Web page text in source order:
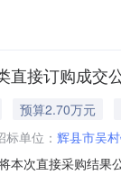
直接订购成交
预算2.70万元
标单位： 辉县市吴
本次直接采购结